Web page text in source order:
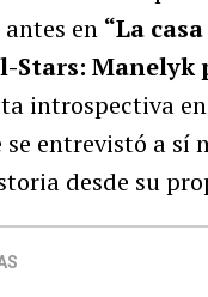
en “La
Stars: Manelyk
introspectiva
entrevistó a sí
desde su